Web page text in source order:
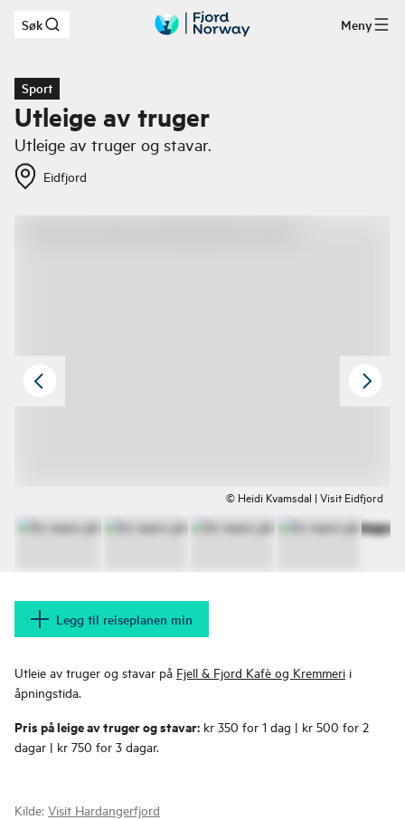
Hopp til hovedinnhold
Søk Meny
Sport
Utleige av truger
Utleige av truger og stavar.
Eidfjord
© Heidi Kvamsdal | Visit Eidfjord
Legg til reiseplanen min
Utleie av truger og stavar på Fjell & Fjord Kafè og Kremmeri i
åpningstida.
Pris på leige av truger og stavar: kr 350 for 1 dag | kr 500 for 2
dagar | kr 750 for 3 dagar.
Kilde: Visit Hardangerfjord